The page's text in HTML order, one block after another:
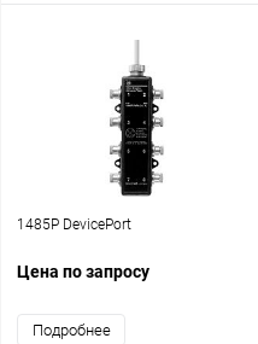
1485Р DevicePort
Цена по запросу
Подробнее